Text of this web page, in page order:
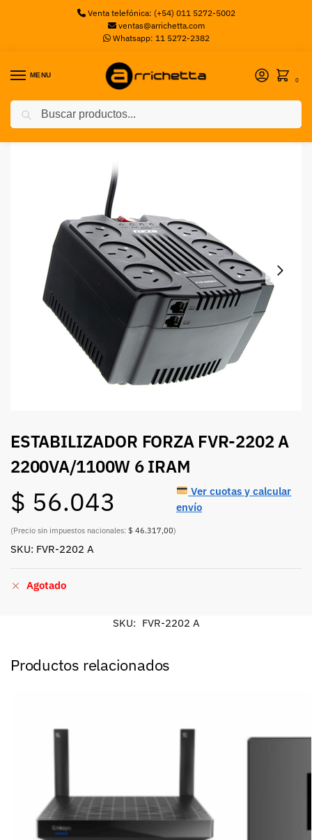
Venta telefónica: (+54) 011 5272-5002
ventas@arrichetta.com
Whatsapp: 11 5272-2382
MENU
0
Inicio Sin categorizar / ESTABILIZADOR FORZA FVR-2202 A 2200VA/1100W 6 IRAM
ESTABILIZADOR FORZA FVR-2202 A
2200VA/1100W 6 IRAM
$ 56.043
(Precio sin impuestos nacionales: $ 46.317,00)
Ver cuotas y calcular
envío
SKU: FVR-2202 A
Agotado
SKU: FVR-2202 A
Productos relacionados